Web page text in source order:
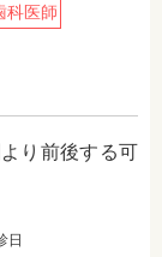
科医師
り前後する可
日